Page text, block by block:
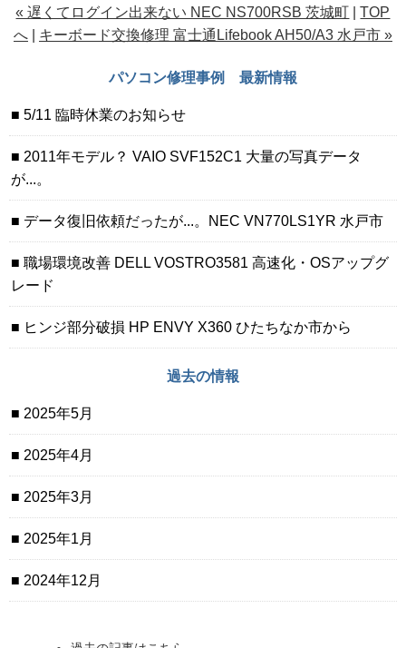
« 遅くてログイン出来ない NEC NS700RSB 茨城町 |TOP
へ
キーボード交換修理 富士通Lifebook AH50/A3 水戸市 »
パソコン修理事例 最新情報
5/11 臨時休業のお知らせ
2011年モデル？ VAIO SVF152C1 大量の写真データ
が...。
データ復旧依頼だったが...。NEC VN770LS1YR 水戸市
職場環境改善 DELL VOSTRO3581 高速化・OSアップグ
レード
ヒンジ部分破損 HP ENVY X360 ひたちなか市から
過去の情報
2025年5月
2025年4月
2025年3月
2025年1月
2024年12月